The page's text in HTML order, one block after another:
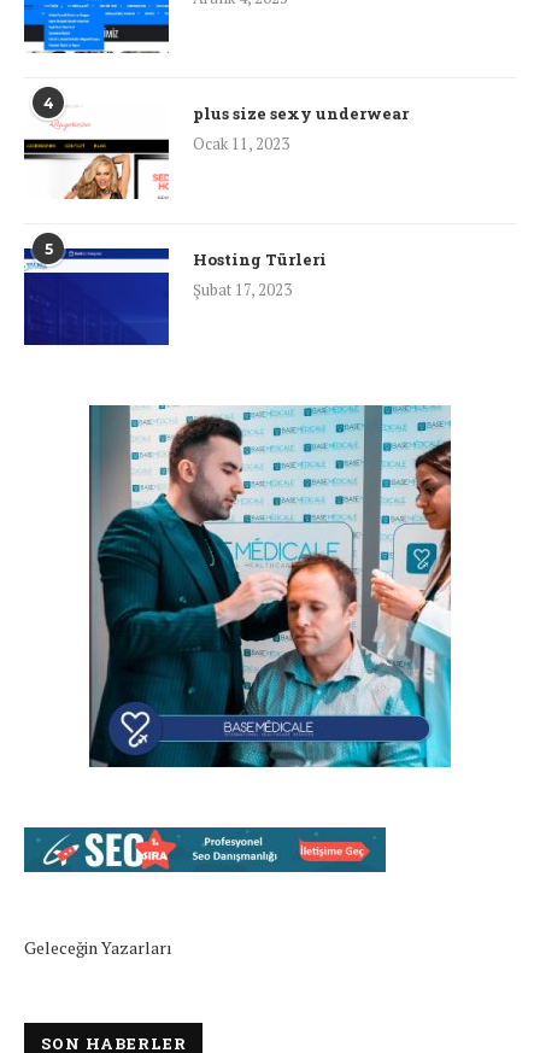
4
plus size sexy underwear
Ocak 11, 2023
5
Hosting Türleri
Şubat 17, 2023
Geleceğin Yazarları
SON HABERLER